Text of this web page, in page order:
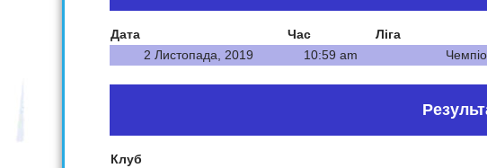
Дата Час Ліга
2 Листопада, 2019
10:59 am
Клуб